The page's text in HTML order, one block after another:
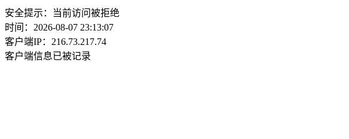
安全提示：当前访问被拒绝
时间：2026-08-07 23:13:07
客户端IP：216.73.217.74
客户端信息已被记录